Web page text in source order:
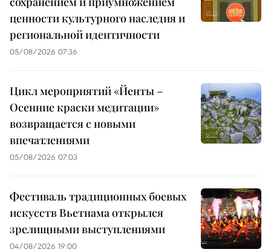
ценности культурного наследия и
региональной идентичности
05/08/2026 07:36
Цикл мероприятий «Йенты –
Осенние краски медитации»
возвращается с новыми
впечатлениями
05/08/2026 07:03
Фестиваль традиционных боевых
искусств Вьетнама открылся
зрелищными выступлениями
04/08/2026 19:00